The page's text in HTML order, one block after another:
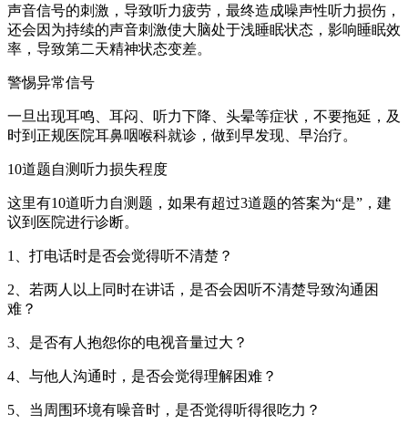
声音信号的刺激，导致听力疲劳，最终造成噪声性听力损伤，
还会因为持续的声音刺激使大脑处于浅睡眠状态，影响睡眠效
率，导致第二天精神状态变差。
警惕异常信号
一旦出现耳鸣、耳闷、听力下降、头晕等症状，不要拖延，及
时到正规医院耳鼻咽喉科就诊，做到早发现、早治疗。
10道题自测听力损失程度
这里有10道听力自测题，如果有超过3道题的答案为“是”，建
议到医院进行诊断。
1、打电话时是否会觉得听不清楚？
2、若两人以上同时在讲话，是否会因听不清楚导致沟通困
难？
3、是否有人抱怨你的电视音量过大？
4、与他人沟通时，是否会觉得理解困难？
5、当周围环境有噪音时，是否觉得听得很吃力？